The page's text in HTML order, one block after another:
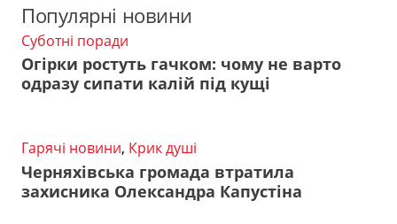
Популярні новини
Суботні поради
Огірки ростуть гачком: чому не варто
одразу сипати калій під кущі
Гарячі новини, Крик душі
Черняхівська громада втратила
захисника Олександра Капустіна